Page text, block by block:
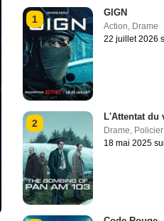
1
GIGN
Action, Drame
22 juillet 2026
2
L'Attentat du
Drame, Policier
18 mai 2025